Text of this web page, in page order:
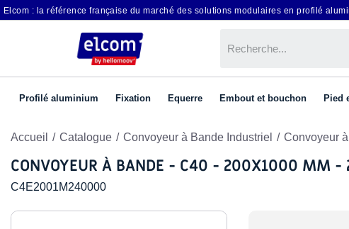
Elcom : la référence française du marché des solutions modulaires en profilé
Profilé aluminium Fixation Equerre Embout et bouchon Pied
Accueil Catalogue Convoyeur à Bande Industriel Convoyeur
CONVOYEUR À BANDE - C40 - 200X1000 MM
C4E2001M240000